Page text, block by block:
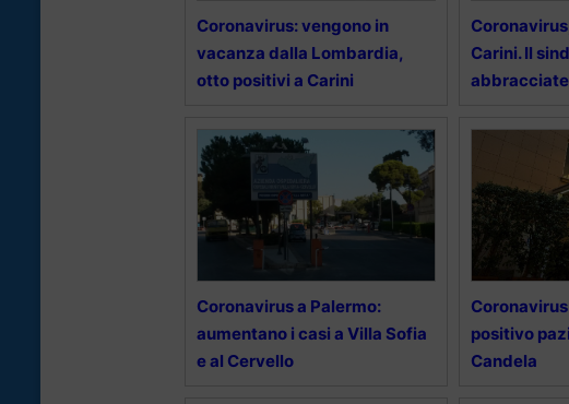
Coronavirus: vengono in
vacanza dalla Lombardia,
otto positivi a Carini
Carini. Il
Coronavirus a Palermo:
aumentano i casi a Villa Sofia
e al Cervello
positivo
Candela